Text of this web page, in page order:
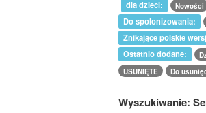
dla dzieci: Nowości
Do spolonizowania:
Znikające polskie
Ostatnio dodane:
USUNIĘTE
Do
Wyszukiwanie: